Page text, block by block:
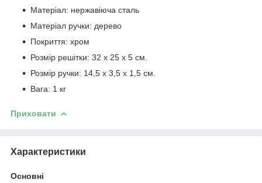
Матеріал: нержавіюча сталь
Матеріал ручки: дерево
Покриття: хром
Розмір решітки: 32 х 25 х 5 см.
Розмір ручки: 14,5 х 3,5 х 1,5 см.
Вага: 1 кг
Приховати
Характеристики
Основні